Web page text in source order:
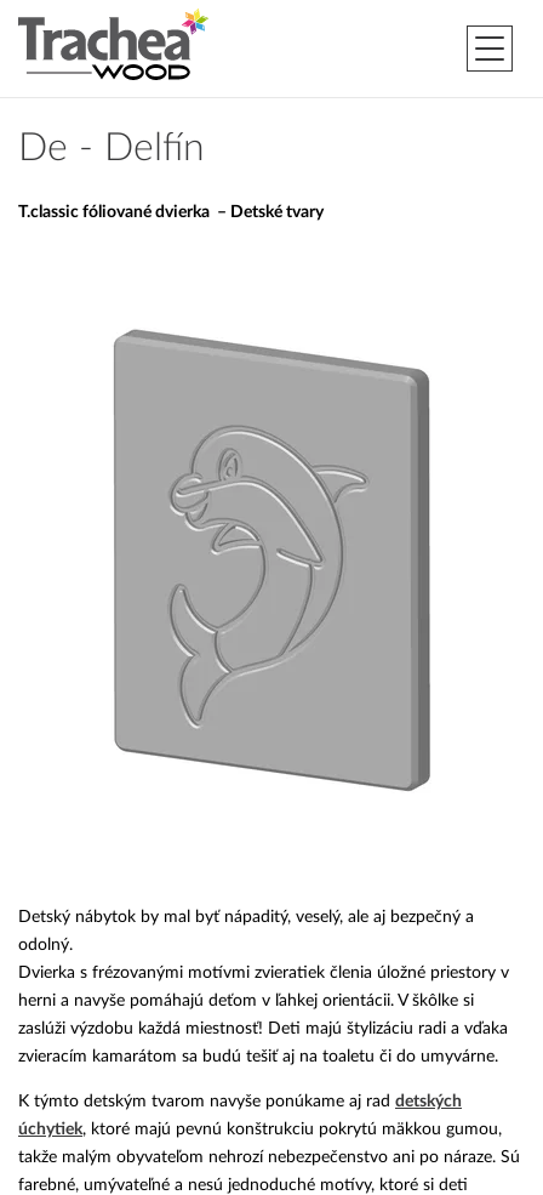
De - Delfín
T.classic fóliované dvierka – Detské tvary
Detský nábytok by mal byť nápaditý, veselý, ale aj bezpečný a
odolný.
Dvierka s frézovanými motívmi zvieratiek členia úložné priestory v
herni a navyše pomáhajú deťom v ľahkej orientácii. V škôlke si
zaslúži výzdobu každá miestnosť! Deti majú štylizáciu radi a vďaka
zvieracím kamarátom sa budú tešiť aj na toaletu či do umyvárne.
K týmto detským tvarom navyše ponúkame aj rad detských
úchytiek, ktoré majú pevnú konštrukciu pokrytú mäkkou gumou,
takže malým obyvateľom nehrozí nebezpečenstvo ani po náraze. Sú
farebné, umývateľné a nesú jednoduché motívy, ktoré si deti